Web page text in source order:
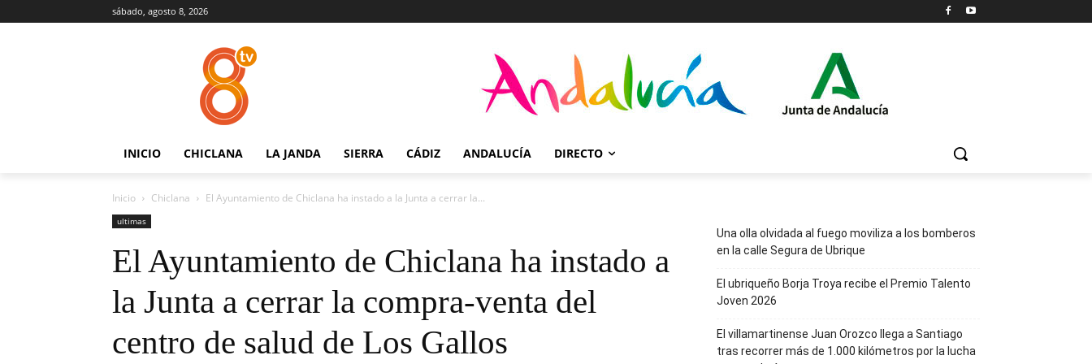
sábado, agosto 8, 2026
INICIO CHICLANA LA JANDA SIERRA CÁDIZ ANDALUCÍA DIRECTO
Inicio Chiclana El Ayuntamiento de Chiclana ha instado a la Junta a cerrar la...
ultimas
El Ayuntamiento de Chiclana ha instado a
la Junta a cerrar la compra-venta del
centro de salud de Los Gallos
Una olla olvidada al fuego moviliza a los bomberos
en la calle Segura de Ubrique
El ubriqueño Borja Troya recibe el Premio Talento
Joven 2026
El villamartinense Juan Orozco llega a Santiago
tras recorrer más de 1.000 kilómetros por la lucha